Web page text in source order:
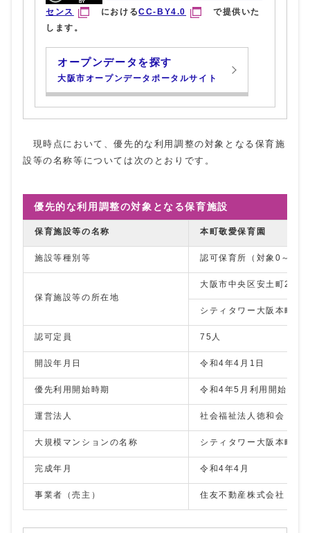
センス
におけるCC-BY4.0
で提供いた
します。
オープンデータを探す
大阪市オープンデータポータルサイト
現時点において、優先的な利用調整の対象となる保育施
設等の名称等については次のとおりです。
優先的な利用調整の対象となる保育施設
保育施設等の名称 本町敬愛保育園
施設等種別等 認可保育所（対象0～5歳
保育施設等の所在地
大阪市中央区安土町2-4-
シティタワー大阪本町1階
認可定員 75人
開設年月日 令和4年4月1日
優先利用開始時期 令和4年5月利用開始分か
運営法人 社会福祉法人徳和会
大規模マンションの名称 シティタワー大阪本町
完成年月 令和4年4月
事業者（売主） 住友不動産株式会社